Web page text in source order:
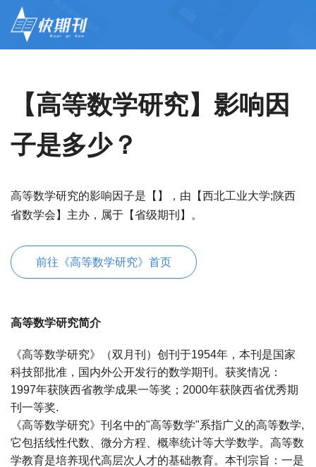
【高等数学研究】影响因
子是多少？
高等数学研究的影响因子是【】，由【西北工业大学;陕西
省数学会】主办，属于【省级期刊】。
前往《高等数学研究》首页
高等数学研究简介
《高等数学研究》（双月刊）创刊于1954年，本刊是国家
科技部批准，国内外公开发行的数学期刊。获奖情况：
1997年获陕西省教学成果一等奖；2000年获陕西省优秀期
刊一等奖.
《高等数学研究》刊名中的"高等数学"系指广义的高等数学,
它包括线性代数、微分方程、概率统计等大学数学。高等数
学教育是培养现代高层次人才的基础教育。本刊宗旨：一是